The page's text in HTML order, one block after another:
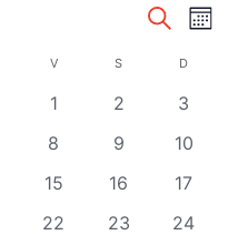
de
vues
Recherche
Mois
VVENDREDIS D
0
1
0
2
0
3
0
8
0
9
0
10
0
15
0
16
0
17
0
22
0
23
0
24